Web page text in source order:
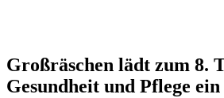
Großräschen lädt zum 8.
Gesundheit und Pflege ein